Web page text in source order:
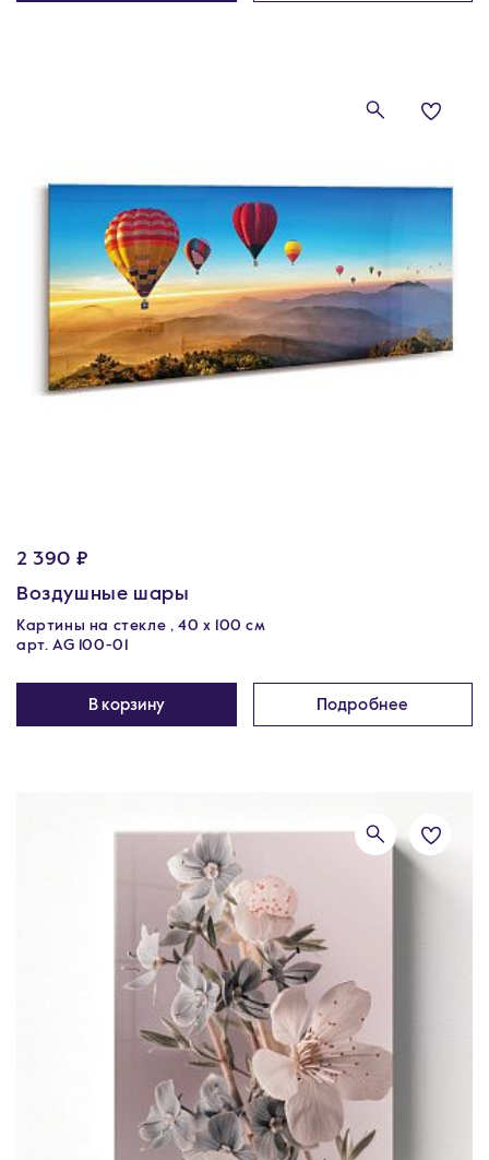
2 390 ₽
Воздушные шары
Картины на стекле , 40 x 100 см
арт. AG 100-01
В корзину Подробнее